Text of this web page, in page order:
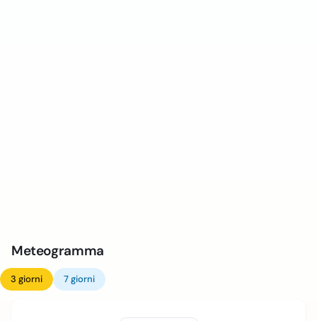
Meteogramma
3 giorni 7 giorni